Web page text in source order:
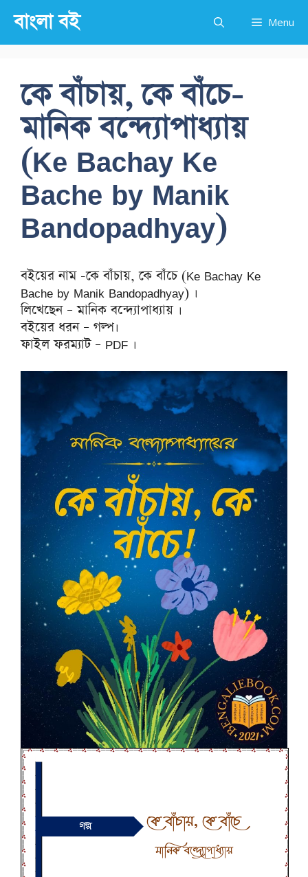
content
বাংলা বই Menu
কে বাঁচায়, কে বাঁচে-
মানিক বন্দ্যোপাধ্যায়
(Ke Bachay Ke
Bache by Manik
Bandopadhyay)
বইয়ের নাম -কে বাঁচায়, কে বাঁচে (Ke Bachay Ke
Bache by Manik Bandopadhyay) ।
লিখেছেন – মানিক বন্দ্যোপাধ্যায় ।
বইয়ের ধরন – গল্প।
ফাইল ফরম্যাট – PDF ।